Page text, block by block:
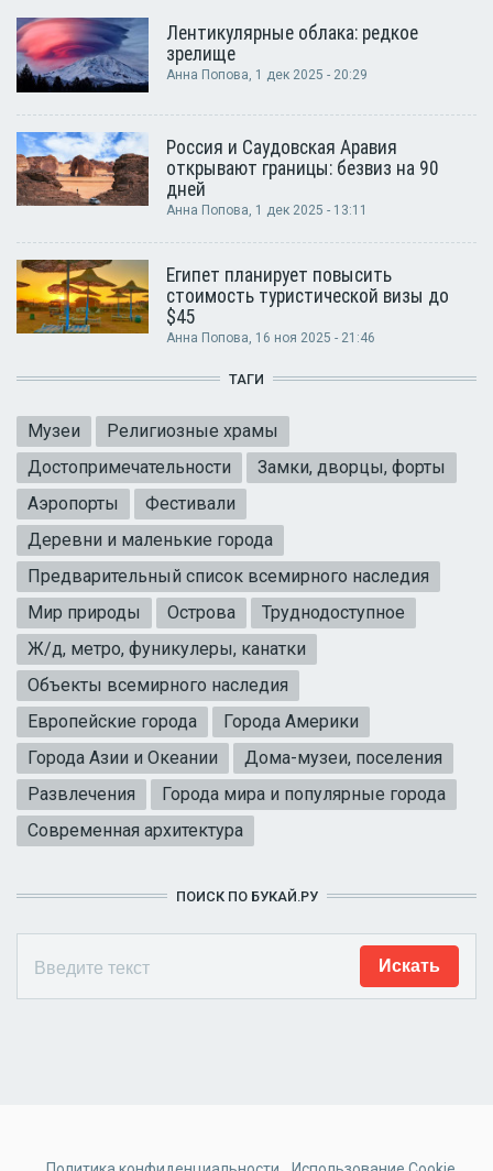
Лентикулярные облака: редкое
зрелище
Анна Попова, 1 дек 2025 - 20:29
Россия и Саудовская Аравия
открывают границы: безвиз на 90
дней
Анна Попова, 1 дек 2025 - 13:11
Египет планирует повысить
стоимость туристической визы до
$45
Анна Попова, 16 ноя 2025 - 21:46
ТАГИ
Музеи
Религиозные храмы
Достопримечательности
Замки, дворцы, форты
Аэропорты
Фестивали
Деревни и маленькие города
Предварительный список всемирного наследия
Мир природы
Острова
Труднодоступное
Ж/д, метро, фуникулеры, канатки
Объекты всемирного наследия
Европейские города
Города Америки
Города Азии и Океании
Дома-музеи, поселения
Развлечения
Города мира и популярные города
Современная архитектура
ПОИСК ПО БУКАЙ.РУ